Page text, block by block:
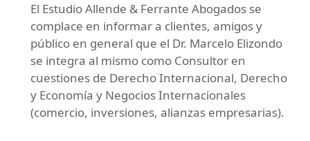
El Estudio Allende & Ferrante Abogados se
complace en informar a clientes, amigos y
público en general que el Dr. Marcelo Elizondo
se integra al mismo como Consultor en
cuestiones de Derecho Internacional, Derecho
y Economía y Negocios Internacionales
(comercio, inversiones, alianzas empresarias).